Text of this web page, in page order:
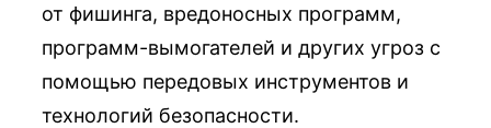
от фишинга, вредоносных программ,
программ-вымогателей и других угроз с
помощью передовых инструментов и
технологий безопасности.